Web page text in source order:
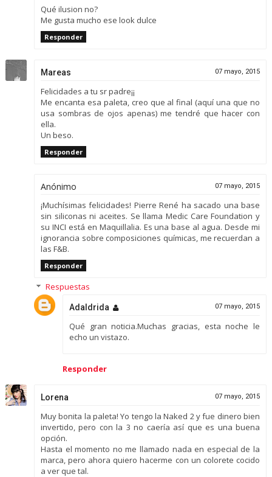
Qué ilusion no?
Me gusta mucho ese look dulce
Responder
Mareas 07 mayo, 2015
Felicidades a tu sr padre¡¡
Me encanta esa paleta, creo que al final (aquí una que no
usa sombras de ojos apenas) me tendré que hacer con
ella.
Un beso.
Responder
Anónimo 07 mayo, 2015
¡Muchísimas felicidades! Pierre René ha sacado una base
sin siliconas ni aceites. Se llama Medic Care Foundation y
su INCI está en Maquillalia. Es una base al agua. Desde mi
ignorancia sobre composiciones químicas, me recuerdan a
las F&B.
Responder
Respuestas
Adaldrida 07 mayo, 2015
Qué gran noticia.Muchas gracias, esta noche le
echo un vistazo.
Responder
Lorena 07 mayo, 2015
Muy bonita la paleta! Yo tengo la Naked 2 y fue dinero bien
invertido, pero con la 3 no caería así que es una buena
opción.
Hasta el momento no me llamado nada en especial de la
marca, pero ahora quiero hacerme con un colorete cocido
a ver que tal.